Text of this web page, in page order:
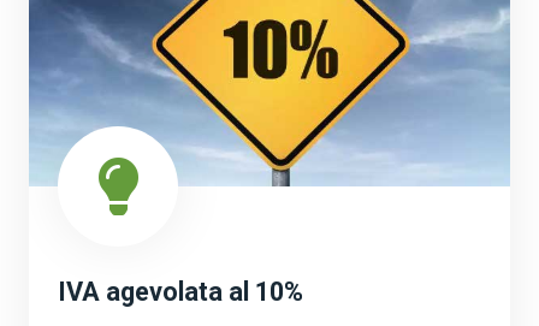
IVA agevolata al 10%